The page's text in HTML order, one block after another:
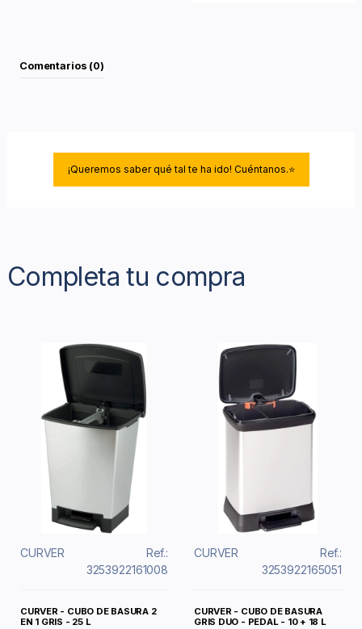
Comentarios (0)
¡Queremos saber qué tal te ha ido! Cuéntanos.⭐
Completa tu compra
CURVER
Ref.:
3253922161008
CURVER - CUBO DE BASURA 2
EN 1 GRIS - 25 L
CURVER
Ref.:
3253922165051
CURVER - CUBO DE BASURA
GRIS DUO - PEDAL - 10 + 18 L